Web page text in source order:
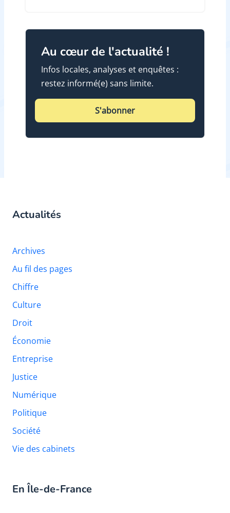
Au cœur de l'actualité !
Infos locales, analyses et enquêtes :
restez informé(e) sans limite.
S'abonner
Actualités
Archives
Au fil des pages
Chiffre
Culture
Droit
Économie
Entreprise
Justice
Numérique
Politique
Société
Vie des cabinets
En Île-de-France